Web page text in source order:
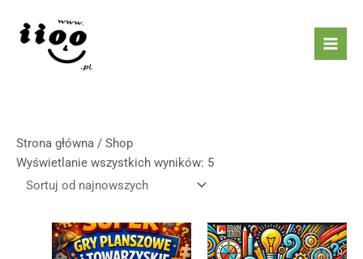
treści
Strona główna / Shop
Wyświetlanie wszystkich wyników: 5